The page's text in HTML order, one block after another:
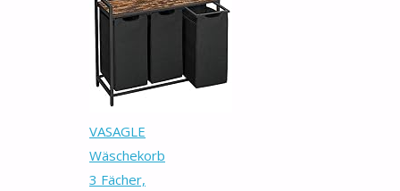
VASAGLE
Wäschekorb
3 Fächer,